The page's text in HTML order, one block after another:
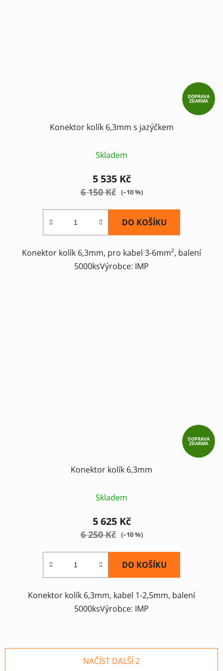
DOPRAVA
ZDARMA
Konektor kolík 6,3mm s jazýčkem
Skladem
5 535 Kč
6 150 Kč (–10 %)
DO KOŠÍKU
Konektor kolík 6,3mm, pro kabel 3-6mm², balení
5000ksVýrobce: IMP
DOPRAVA
ZDARMA
Konektor kolík 6,3mm
Skladem
5 625 Kč
6 250 Kč (–10 %)
DO KOŠÍKU
Konektor kolík 6,3mm, kabel 1-2,5mm, balení
5000ksVýrobce: IMP
NAČÍST DALŠÍ 2